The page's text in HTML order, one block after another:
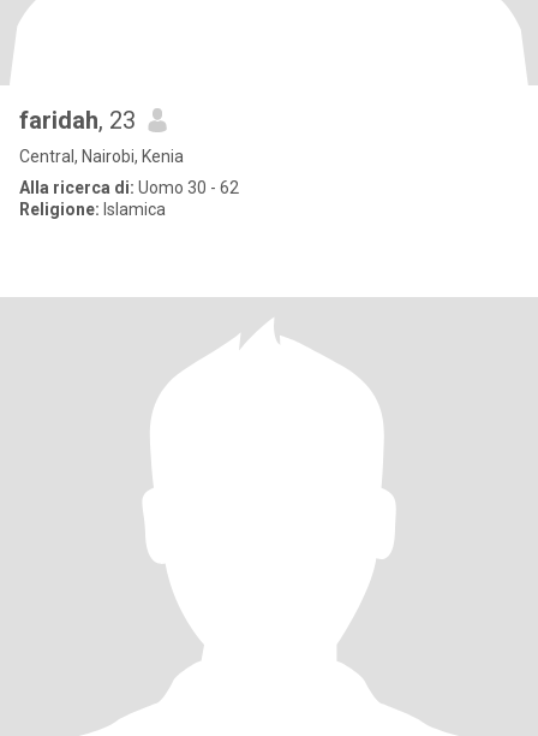
faridah, 23
Central, Nairobi, Kenia
Alla ricerca di: Uomo 30 - 62
Religione: Islamica